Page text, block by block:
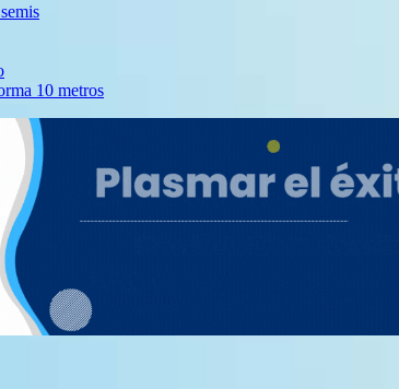
10 metros